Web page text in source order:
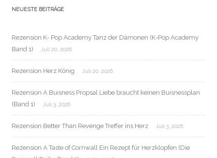
NEUESTE BEITRÄGE
Rezension K- Pop Academy Tanz der Dämonen (K-Pop Academy
Band 1)
Juli 20, 2026
Rezension Herz König Juli 20, 2026
Rezension A Buisness Propsal Liebe braucht keinen Buisnessplan
(Band 1)
Juli 3, 2026
Rezension Better Than Revenge Treffer ins Herz Juli 3, 2026
Rezension A Taste of Cornwall Ein Rezept für Herzklopfen (Die